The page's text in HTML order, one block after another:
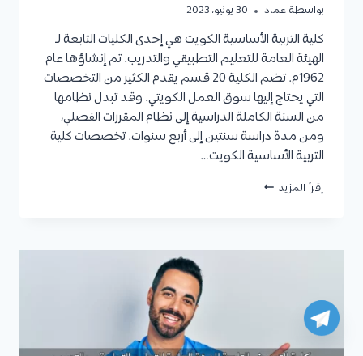
بواسطة عماد 30 يونيو، 2023
كلية التربية الأساسية الكويت هي إحدى الكليات التابعة لـ
الهيئة العامة للتعليم التطبيقي والتدريب. تم إنشاؤها عام
1962م. تضم الكلية 20 قسم يقدم الكثير من التخصصات
التي يحتاج إليها سوق العمل الكويتي. وقد تبدل نظامها
من السنة الكاملة الدراسية إلى نظام المقررات الفصلي،
ومن مدة دراسة سنتين إلى أربع سنوات. تخصصات كلية
التربية الأساسية الكويت…
إقرأ المزيد كلية
: